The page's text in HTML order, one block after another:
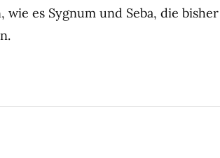
es Sygnum und Seba, die